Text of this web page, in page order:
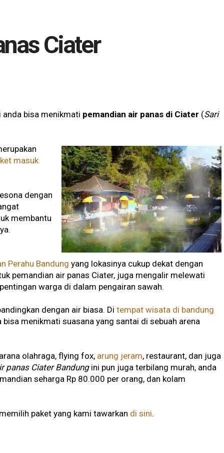
Ciater
anda bisa menikmati pemandian air panas di Ciater (Sari
masuk
dengan
membantu
Perahu Bandung yang lokasinya cukup dekat dengan
pemandian air panas Ciater, juga mengalir melewati
warga di dalam pengairan sawah.
dengan air biasa. Di tempat wisata di bandung
menikmati suasana yang santai di sebuah arena
olahraga, flying fox, arung jeram, restaurant, dan juga
panas Ciater Bandungini pun juga terbilang murah, anda
seharga Rp 80.000 per orang, dan kolam
paket yang kami tawarkan di sini.